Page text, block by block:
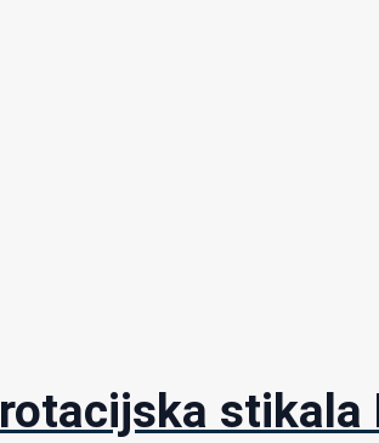
stikala